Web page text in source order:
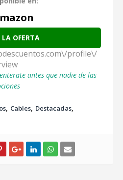
LA OFERTA
profile\/
antes que nadie de las
Cables Destacadas